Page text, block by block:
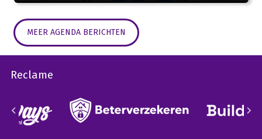
MEER AGENDA BERICHTEN
Reclame